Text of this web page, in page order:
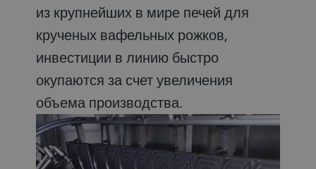
из крупнейших в мире печей для
крученых вафельных рожков,
инвестиции в линию быстро
окупаются за счет увеличения
объема производства.